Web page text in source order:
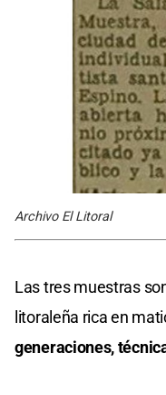
Archivo El Litoral
Las tres muestras
litoraleña rica en
generaciones,